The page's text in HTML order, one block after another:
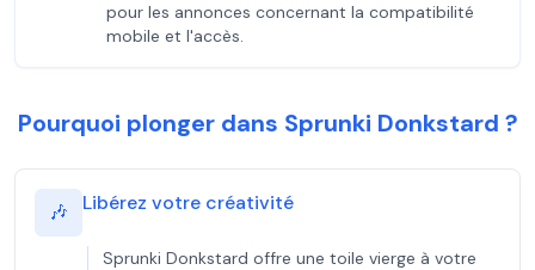
pour les annonces concernant la compatibilité
mobile et l'accès.
Pourquoi plonger dans Sprunki Donkstard ?
🎶 Libérez votre créativité
Sprunki Donkstard offre une toile vierge à votre